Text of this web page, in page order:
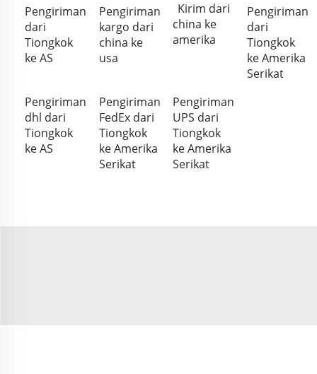
Pengiriman
dari
Tiongkok
ke AS
Pengiriman
kargo dari
china ke
usa
Kirim dari
china ke
amerika
Pengiriman
dari
Tiongkok
ke Amerika
Serikat
Pengiriman
dhl dari
Tiongkok
ke AS
Pengiriman
FedEx dari
Tiongkok
ke Amerika
Serikat
Pengiriman
UPS dari
Tiongkok
ke Amerika
Serikat